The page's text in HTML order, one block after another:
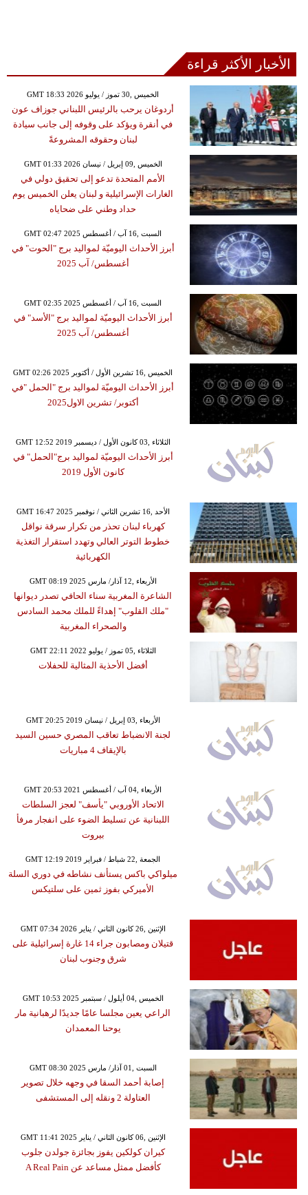
الأخبار الأكثر قراءة
GMT 18:33 2026 الخميس ,30 تموز / يوليو
أردوغان يرحب بالرئيس اللبناني جوزاف عون
في أنقرة ويؤكد على وقوفه إلى جانب سيادة
لبنان وحقوقه المشروعةً
GMT 01:33 2026 الخميس ,09 إبريل / نيسان
الأمم المتحدة تدعو إلى تحقيق دولي في
الغارات الإسرائيلية و لبنان يعلن الخميس يوم
حداد وطني على ضحاياه
GMT 02:47 2025 السبت ,16 آب / أغسطس
أبرز الأحداث اليوميّة لمواليد برج "الحوت" في
أغسطس/ آب 2025
GMT 02:35 2025 السبت ,16 آب / أغسطس
أبرز الأحداث اليوميّة لمواليد برج "الأسد" في
أغسطس/ آب 2025
GMT 02:26 2025 الخميس ,16 تشرين الأول / أكتوبر
أبرز الأحداث اليوميّة لمواليد برج "الحمل "في
أكتوبر/ تشرين الاول2025
GMT 12:52 2019 الثلاثاء ,03 كانون الأول / ديسمبر
أبرز الأحداث اليوميّة لمواليد برج"الحمل" في
كانون الأول 2019
GMT 16:47 2025 الأحد ,16 تشرين الثاني / نوفمبر
كهرباء لبنان تحذر من تكرار سرقة نواقل
خطوط التوتر العالي وتهدد استقرار التغذية
الكهربائية
GMT 08:19 2025 الأربعاء ,12 آذار/ مارس
الشاعرة المغربية سناء الحافي تصدر ديوانها
"ملك القلوب" إهداءً للملك محمد السادس
والصحراء المغربية
GMT 22:11 2022 الثلاثاء ,05 تموز / يوليو
أفضل الأحذية المثالية للحفلات
GMT 20:25 2019 الأربعاء ,03 إبريل / نيسان
لجنة الانضباط تعاقب المصري حسين السيد
بالإيقاف 4 مباريات
GMT 20:53 2021 الأربعاء ,04 آب / أغسطس
الاتحاد الأوروبي "يأسف" لعجز السلطات
اللبنانية عن تسليط الضوء على انفجار مرفأ
بيروت
GMT 12:19 2019 الجمعة ,22 شباط / فبراير
ميلواكي باكس يستأنف نشاطه في دوري السلة
الأميركي بفوز ثمين على سلتيكس
GMT 07:34 2026 الإثنين ,26 كانون الثاني / يناير
قتيلان ومصابون جراء 14 غارة إسرائيلية على
شرق وجنوب لبنان
GMT 10:53 2025 الخميس ,04 أيلول / سبتمبر
الراعي يعين مجلسا عامًا جديدًا لرهبانية مار
يوحنا المعمدان
GMT 08:30 2025 السبت ,01 آذار/ مارس
إصابة أحمد السقا في وجهه خلال تصوير
العتاولة 2 ونقله إلى المستشفى
GMT 11:41 2025 الإثنين ,06 كانون الثاني / يناير
كيران كولكين يفوز بجائزة جولدن جلوب
كأفضل ممثل مساعد عن A Real Pain